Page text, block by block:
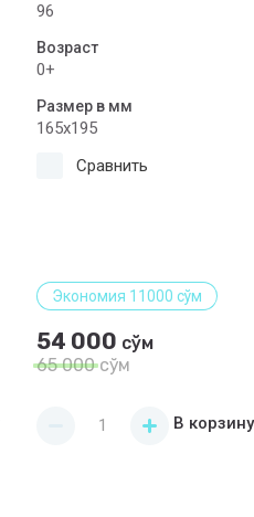
96
Возраст
0+
Размер в мм
165х195
Сравнить
Экономия 11000 сўм
54 000 сўм
65 000сўм
В корзину